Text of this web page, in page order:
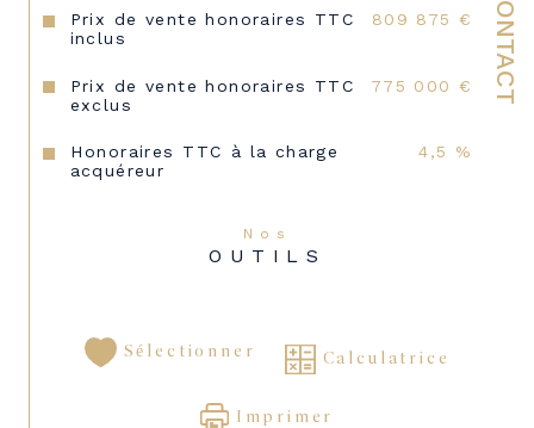
CONTACT
Prix de vente honoraires TTC
inclus
809 875 €
Prix de vente honoraires TTC
exclus
775 000 €
Honoraires TTC à la charge
acquéreur
4,5 %
Nos
OUTILS
Sélectionner Calculatrice
Imprimer